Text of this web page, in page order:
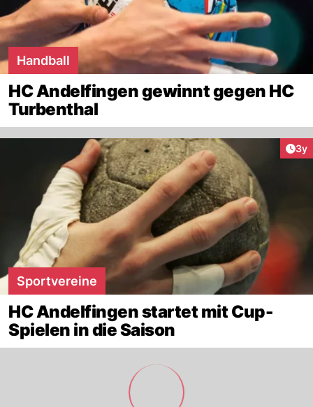
Handball
HC Andelfingen gewinnt gegen HC
Turbenthal
3y
Sportvereine
HC Andelfingen startet mit Cup-
Spielen in die Saison